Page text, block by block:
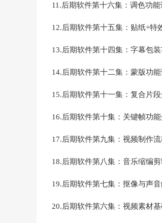
11.后期软件第十六集：调色功
12.后期软件第十五集：贴纸+特
13.后期软件第十四集：字幕包
14.后期软件第十二集：蒙版功
15.后期软件第十一集：复合片
16.后期软件第十集：关键帧功
17.后期软件第九集：视频制作
18.后期软件第八集：音乐缩编
19.后期软件第七集：抠像与声
20.后期软件第六集：视频素材